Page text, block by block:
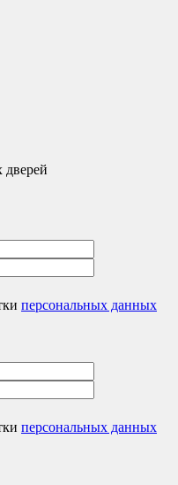
дверей
персональных данных
персональных данных